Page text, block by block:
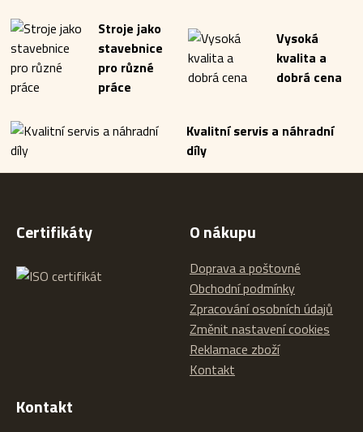
Stroje jako
stavebnice
pro různé
práce
Vysoká
kvalita a
dobrá cena
Kvalitní servis a náhradní
díly
Certifikáty O nákupu
Doprava a poštovné
Obchodní podmínky
Zpracování osobních údajů
Změnit nastavení cookies
Reklamace zboží
Kontakt
Kontakt